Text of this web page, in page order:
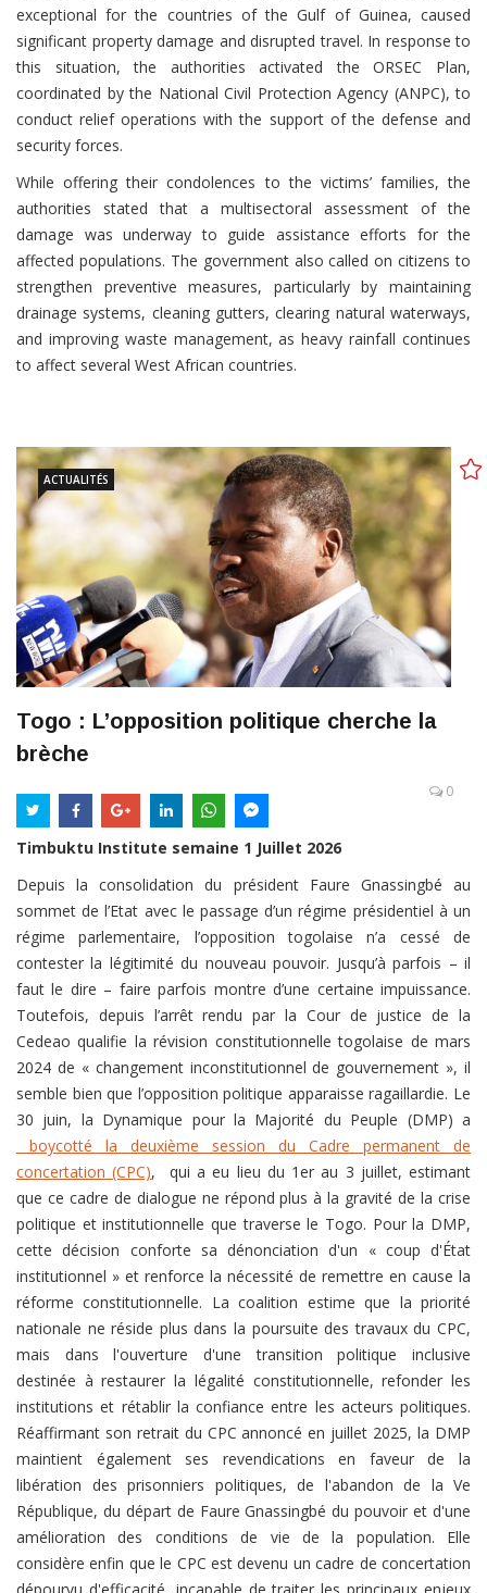
exceptional for the countries of the Gulf of Guinea, caused
significant property damage and disrupted travel. In response to
this situation, the authorities activated the ORSEC Plan,
coordinated by the National Civil Protection Agency (ANPC), to
conduct relief operations with the support of the defense and
security forces.
While offering their condolences to the victims’ families, the
authorities stated that a multisectoral assessment of the
damage was underway to guide assistance efforts for the
affected populations. The government also called on citizens to
strengthen preventive measures, particularly by maintaining
drainage systems, cleaning gutters, clearing natural waterways,
and improving waste management, as heavy rainfall continues
to affect several West African countries.
ACTUALITÉS
Togo : L’opposition politique cherche la
brèche
0
Timbuktu Institute semaine 1 Juillet 2026
Depuis la consolidation du président Faure Gnassingbé au
sommet de l’Etat avec le passage d’un régime présidentiel à un
régime parlementaire, l’opposition togolaise n’a cessé de
contester la légitimité du nouveau pouvoir. Jusqu’à parfois – il
faut le dire – faire parfois montre d’une certaine impuissance.
Toutefois, depuis l’arrêt rendu par la Cour de justice de la
Cedeao qualifie la révision constitutionnelle togolaise de mars
2024 de « changement inconstitutionnel de gouvernement », il
semble bien que l’opposition politique apparaisse ragaillardie. Le
30 juin, la Dynamique pour la Majorité du Peuple (DMP) a
boycotté la deuxième session du Cadre permanent de
concertation (CPC), qui a eu lieu du 1er au 3 juillet, estimant
que ce cadre de dialogue ne répond plus à la gravité de la crise
politique et institutionnelle que traverse le Togo. Pour la DMP,
cette décision conforte sa dénonciation d'un « coup d'État
institutionnel » et renforce la nécessité de remettre en cause la
réforme constitutionnelle. La coalition estime que la priorité
nationale ne réside plus dans la poursuite des travaux du CPC,
mais dans l'ouverture d'une transition politique inclusive
destinée à restaurer la légalité constitutionnelle, refonder les
institutions et rétablir la confiance entre les acteurs politiques.
Réaffirmant son retrait du CPC annoncé en juillet 2025, la DMP
maintient également ses revendications en faveur de la
libération des prisonniers politiques, de l'abandon de la Ve
République, du départ de Faure Gnassingbé du pouvoir et d'une
amélioration des conditions de vie de la population. Elle
considère enfin que le CPC est devenu un cadre de concertation
dépourvu d'efficacité, incapable de traiter les principaux enjeux